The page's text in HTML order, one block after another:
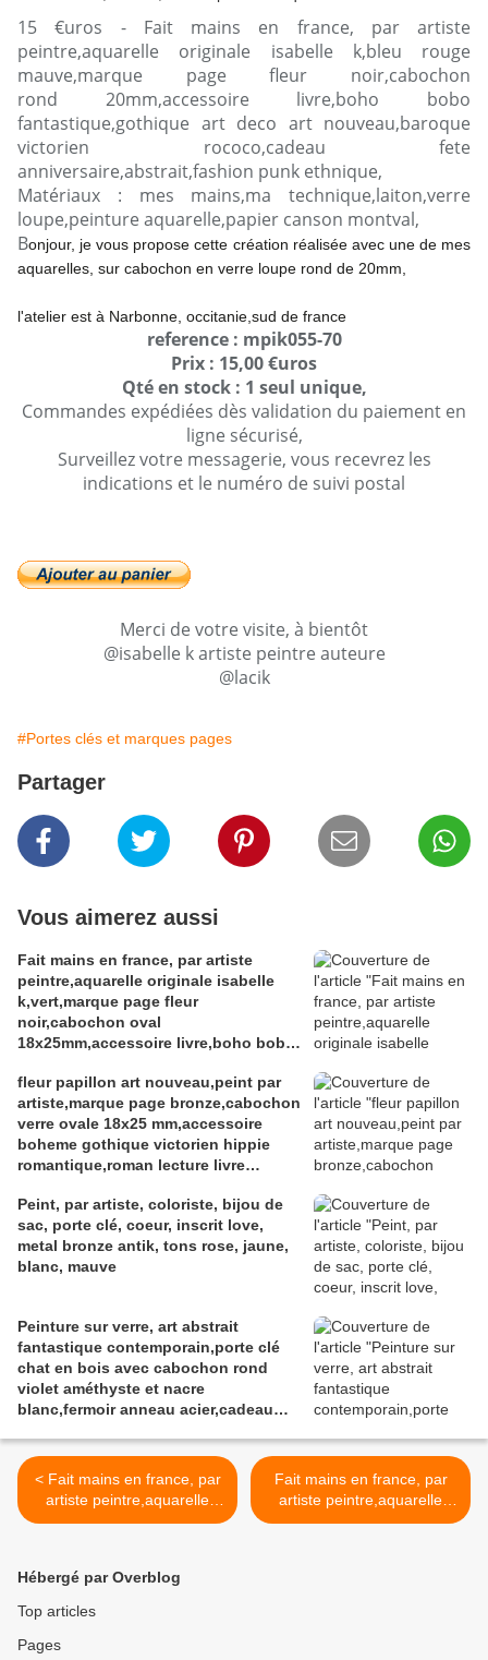
15 €uros - Fait mains en france, par artiste
peintre,aquarelle originale isabelle k,bleu rouge
mauve,marque page fleur noir,cabochon
rond 20mm,accessoire livre,boho bobo
fantastique,gothique art deco art nouveau,baroque
victorien rococo,cadeau fete
anniversaire,abstrait,fashion punk ethnique,
Matériaux : mes mains,ma technique,laiton,verre
loupe,peinture aquarelle,papier canson montval,
Bonjour, je vous propose cette création réalisée avec une de mes
aquarelles, sur cabochon en verre loupe rond de 20mm,
l'atelier est à Narbonne, occitanie,sud de france
reference : mpik055-70
Prix : 15,00 €uros
Qté en stock : 1 seul unique,
Commandes expédiées dès validation du paiement en
ligne sécurisé,
Surveillez votre messagerie, vous recevrez les
indications et le numéro de suivi postal
Merci de votre visite, à bientôt
@isabelle k artiste peintre auteure
@lacik
#Portes clés et marques pages
Partager
Vous aimerez aussi
Fait mains en france, par artiste
peintre,aquarelle originale isabelle
k,vert,marque page fleur
noir,cabochon oval
18x25mm,accessoire livre,boho bobo
nouveau,baroque victorien
rococo,cadeau fete
anniversaire,abstrait,fashion punk
ethnique
fleur papillon art nouveau,peint par
artiste,marque page bronze,cabochon
verre ovale 18x25 mm,accessoire
boheme gothique victorien hippie
romantique,roman lecture livre
gris marron
Peint, par artiste, coloriste, bijou de
sac, porte clé, coeur, inscrit love,
metal bronze antik, tons rose, jaune,
blanc, mauve
Peinture sur verre, art abstrait
fantastique contemporain,porte clé
chat en bois avec cabochon rond
violet améthyste et nacre
blanc,fermoir anneau acier,cadeau
< Fait mains en france, par
artiste peintre,aquarelle
originale isabelle k,vert
inoxydable,cabochon oval
20x30mm,accessoire cle
fantastique,gothique art
Fait mains en france, par
artiste peintre,aquarelle
originale isabelle k,vert
Hébergé par Overblog
Top articles
Pages